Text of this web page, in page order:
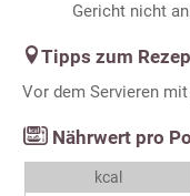
Gericht nicht
Tipps zum
Vor dem Servieren
Nährwert pro
kcal